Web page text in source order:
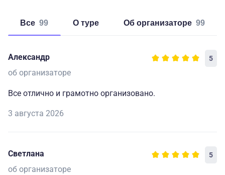
Все 99 о туре об организаторе 99
Александр 5
об организаторе
Все отлично и грамотно организовано.
3 августа 2026
Светлана 5
об организаторе